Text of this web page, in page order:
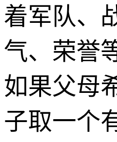
着军队、
气、荣誉
如果父母
子取一个